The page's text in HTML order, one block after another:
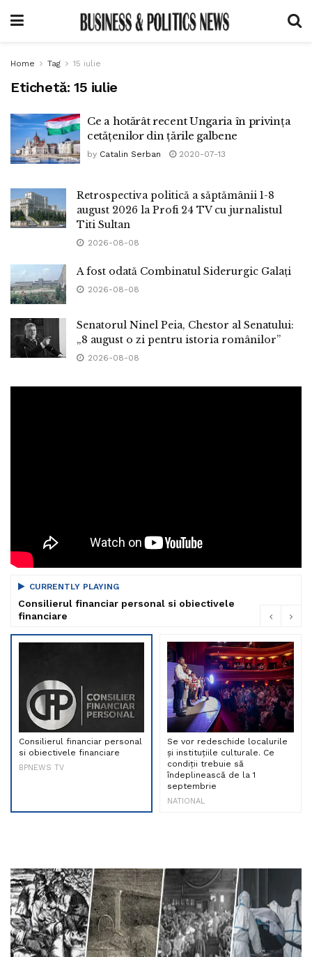
Home Tag 15 iulie
Etichetă: 15 iulie
Ce a hotărât recent Ungaria în privința
cetățenilor din țările galbene
by Catalin Serban 2020-07-13
Retrospectiva politică a săptămânii 1-8
august 2026 la Profi 24 TV cu jurnalistul
Titi Sultan
2026-08-08
A fost odată Combinatul Siderurgic Galați
2026-08-08
Senatorul Ninel Peia, Chestor al Senatului:
„8 august o zi pentru istoria românilor”
2026-08-08
CURRENTLY PLAYING
Consilierul financiar personal si obiectivele
financiare
Consilierul financiar personal
si obiectivele financiare
BPNEWS TV
Se vor redeschide localurile
și instituțiile culturale. Ce
condiții trebuie să
îndeplinească de la 1
septembrie
NATIONAL